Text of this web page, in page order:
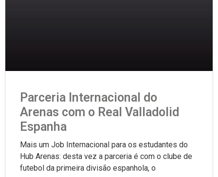
Parceria Internacional do
Arenas com o Real Valladolid
Espanha
Mais um Job Internacional para os estudantes do
Hub Arenas: desta vez a parceria é com o clube de
futebol da primeira divisão espanhola, o